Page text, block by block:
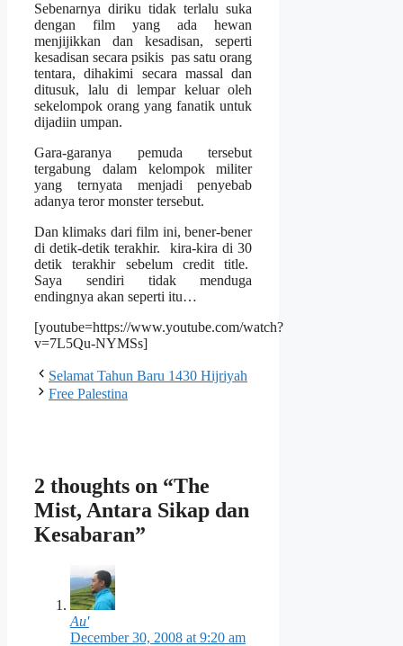
Sebenarnya diriku tidak terlalu suka
dengan film yang ada hewan
menjijikkan dan kesadisan, seperti
kesadisan secara psikis pas satu orang
tentara, dihakimi secara massal dan
ditusuk, lalu di lempar keluar oleh
sekelompok orang yang fanatik untuk
dijadiin umpan.
Gara-garanya pemuda tersebut
tergabung dalam kelompok militer
yang ternyata menjadi penyebab
adanya teror monster tersebut.
Dan klimaks dari film ini, bener-bener
di detik-detik terakhir. kira-kira di 30
detik terakhir sebelum credit title.
Saya sendiri tidak menduga
endingnya akan seperti itu…
[youtube=https://www.youtube.com/watch?
v=7L5Qu-NYMSs]
Selamat Tahun Baru 1430 Hijriyah
Free Palestina
2 thoughts on “The
Mist, Antara Sikap dan
Kesabaran”
Au'
December 30, 2008 at 9:20 am